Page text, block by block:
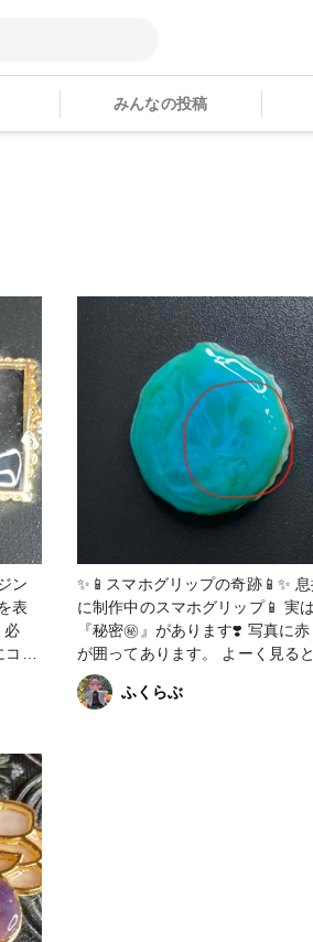
みんなの投稿
表
見
ら大
技
う工
感し
✨📱スマホグリップの奇跡📱✨ 息抜き
に制作中のスマホグリップ📱 実は
『秘密㊙️』があります❣️ 写真に赤く丸
が囲ってあります。 よーく見ると
👀？ 何と😳⁈ ‼️‼️🐉龍が出現🐉‼️‼️ 偶然
か必然か…。 レジン着色剤でモヤを
ふくらぶ